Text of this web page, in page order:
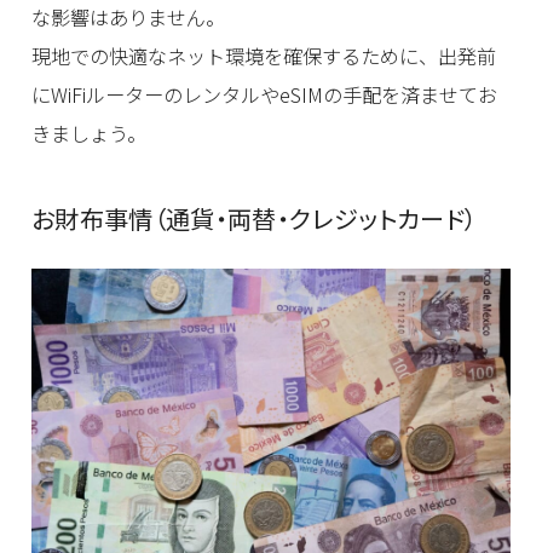
な影響はありません。
現地での快適なネット環境を確保するために、出発前
にWiFiルーターのレンタルやeSIMの手配を済ませてお
きましょう。
お財布事情（通貨・両替・クレジットカード）